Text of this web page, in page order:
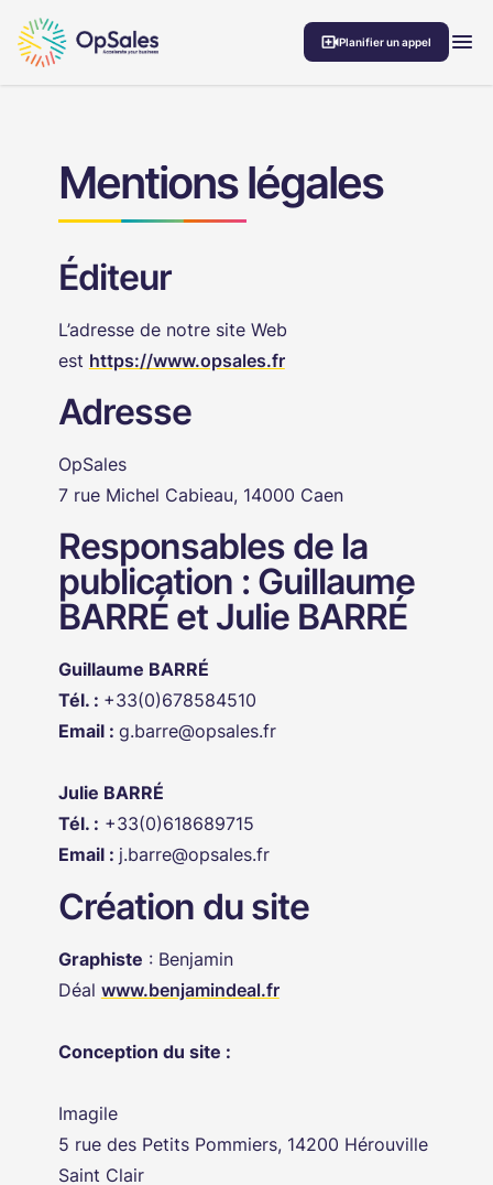
Aller au contenu
Planifier un appel
Mentions légales
Éditeur
L’adresse de notre site Web
est https://www.opsales.fr
Adresse
OpSales
7 rue Michel Cabieau, 14000 Caen
Responsables de la
publication : Guillaume
BARRÉ et Julie BARRÉ
Guillaume BARRÉ
Tél. : +33(0)678584510
Email : g.barre@opsales.fr
Julie BARRÉ
Tél. : +33(0)618689715
Email : j.barre@opsales.fr
Création du site
Graphiste : Benjamin
Déal www.benjamindeal.fr
Conception du site :
Imagile
5 rue des Petits Pommiers, 14200 Hérouville
Saint Clair